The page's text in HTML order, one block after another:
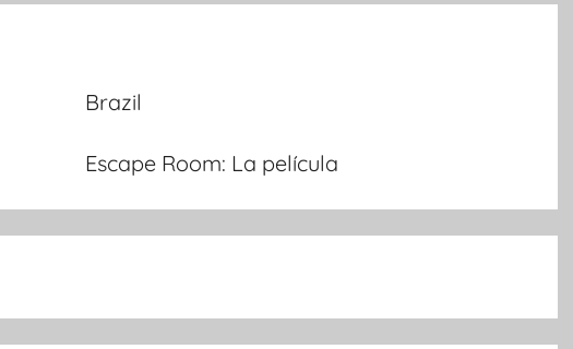
Brazil
Escape Room: La película